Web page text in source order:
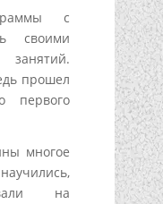
с
своими
прошел
первого
многое
на